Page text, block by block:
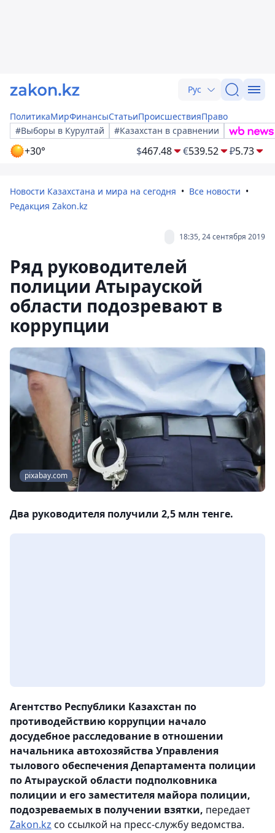
Рус
ПолитикаМирФинансыСтатьиПроисшествияПраво
#Выборы в Курултай
#Казахстан в сравнении
+30° $467.48 €539.52 ₽5.73
Новости Казахстана и мира на сегодня
Все новости
Редакция Zakon.kz
18:35, 24 сентября 2019
Ряд руководителей
полиции Атырауской
области подозревают в
коррупции
pixabay.com
Два руководителя получили 2,5 млн тенге.
Агентство Республики Казахстан по
противодействию коррупции начало
досудебное расследование в отношении
начальника автохозяйства Управления
тылового обеспечения Департамента полиции
по Атырауской области подполковника
полиции и его заместителя майора полиции,
подозреваемых в получении взятки, передает
Zakon.kz со ссылкой на пресс-службу ведомства.